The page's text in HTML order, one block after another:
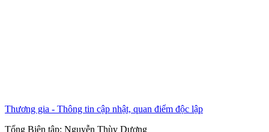
Thương gia - Thông tin cập nhật, quan điểm độc lập
Tổng Biên tập: Nguyễn Thùy Dương